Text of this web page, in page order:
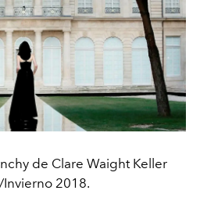
de Clare Waight Keller
2018.